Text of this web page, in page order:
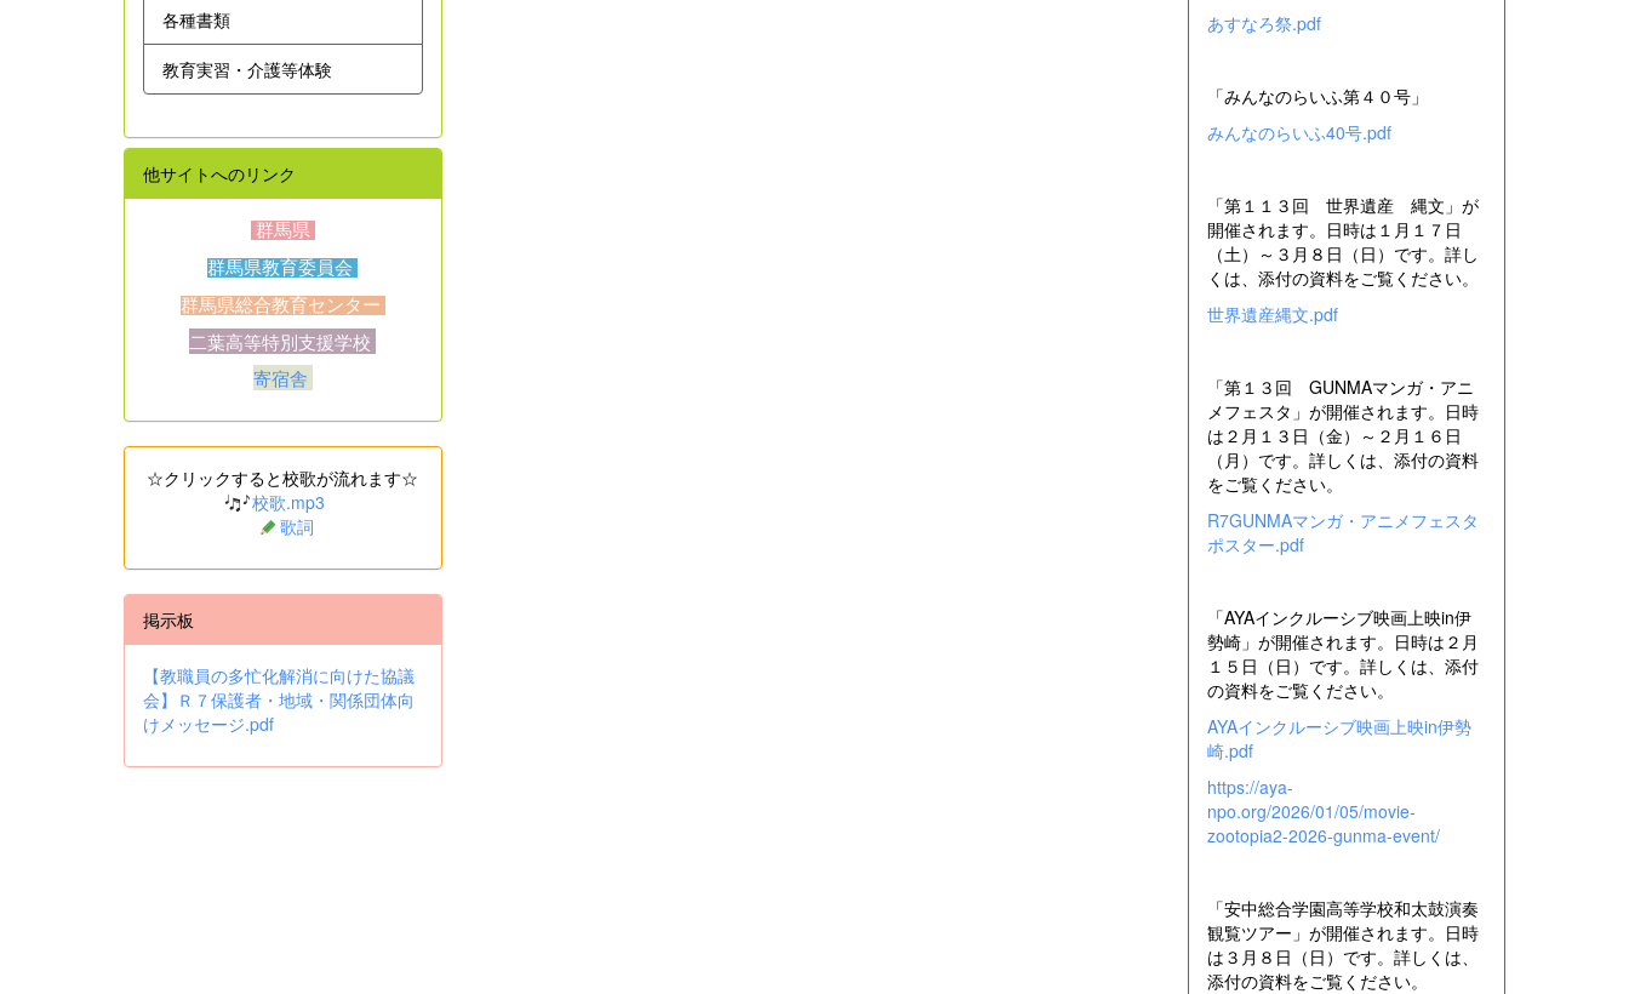
各種書類
教育実習・介護等体験
他サイトへのリンク
群馬県
群馬県教育委員会
群馬県総合教育センター
二葉高等特別支援学校
寄宿舎
☆クリックすると校歌が流れます☆
校歌.mp3
歌詞
掲示板
【教職員の多忙化解消に向けた協議
会】Ｒ７保護者・地域・関係団体向
けメッセージ.pdf
あすなろ祭.pdf
「みんなのらいふ第４０号」
みんなのらいふ40号.pdf
「第１１３回 世界遺産 縄文」が
開催されます。日時は１月１７日
（土）～３月８日（日）です。詳し
くは、添付の資料をご覧ください。
世界遺産縄文.pdf
「第１３回 GUNMAマンガ・アニ
メフェスタ」が開催されます。日時
は２月１３日（金）～２月１６日
（月）です。詳しくは、添付の資料
をご覧ください。
R7GUNMAマンガ・アニメフェスタ
ポスター.pdf
「AYAインクルーシブ映画上映in伊
勢崎」が開催されます。日時は２月
１５日（日）です。詳しくは、添付
の資料をご覧ください。
AYAインクルーシブ映画上映in伊勢
崎.pdf
https://aya-
npo.org/2026/01/05/movie-
zootopia2-2026-gunma-event/
「安中総合学園高等学校和太鼓演奏
観覧ツアー」が開催されます。日時
は３月８日（日）です。詳しくは、
添付の資料をご覧ください。